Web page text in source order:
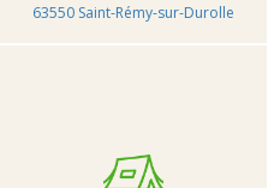
63550 Saint-Rémy-sur-Durolle